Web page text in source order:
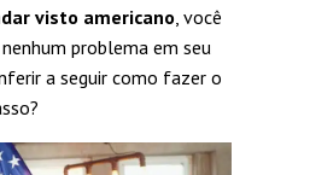
visto americano , você
problema em seu
a seguir como fazer o